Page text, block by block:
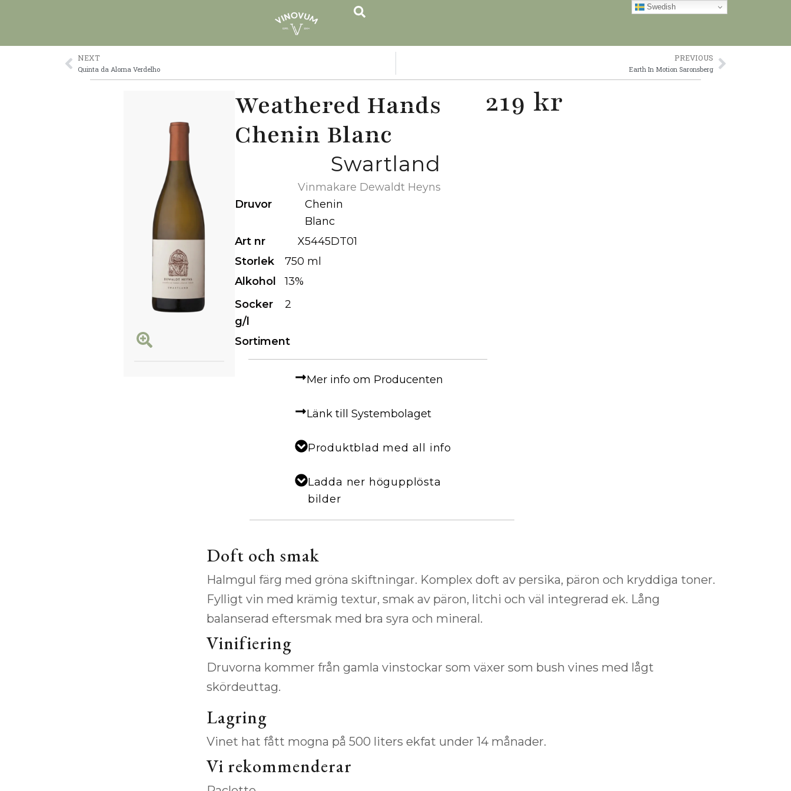
Prev
NEXT
Quinta da Alorna Verdelho
PREVIOUS
Earth In Motion SaronsbergNext
Weathered Hands
Chenin Blanc
219 kr
Swartland
Vinmakare Dewaldt Heyns
Druvor
Chenin
Blanc
Art nr
X5445DT01
Storlek
750 ml
Alkohol
13%
Socker
g/l
2
Sortiment
Mer info om Producenten
Länk till Systembolaget
Produktblad med all info
Ladda ner högupplösta
bilder
Doft och smak
Halmgul färg med gröna skiftningar. Komplex doft av persika, päron och kryddiga toner.
Fylligt vin med krämig textur, smak av päron, litchi och väl integrerad ek. Lång
balanserad eftersmak med bra syra och mineral.
Vinifiering
Druvorna kommer från gamla vinstockar som växer som bush vines med lågt
skördeuttag.
Lagring
Vinet hat fått mogna på 500 liters ekfat under 14 månader.
Vi rekommenderar
Swedish